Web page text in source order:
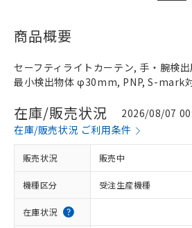
商品概要
セーフティライトカーテン, 手・腕検
最小検出物体 φ30mm, PNP, S-mark
在庫/販売状況
2026/08/07
在庫/販売状況 ご利用条件
販売状況 販売中
機種区分 受注生産機種
在庫状況